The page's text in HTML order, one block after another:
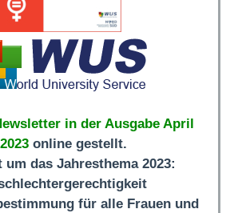
in der Ausgabe April
2023online gestellt.
um das Jahresthema 2023:
für alle Frauen und